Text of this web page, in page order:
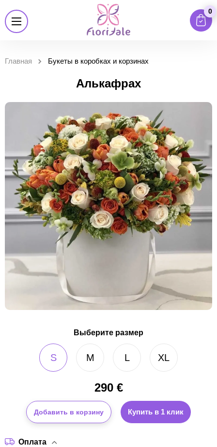
0
Главная Букеты в коробках и корзинах
Алькафрах
Выберите размер
S M L XL
290€
Добавить в корзину Купить в 1 клик
Оплата